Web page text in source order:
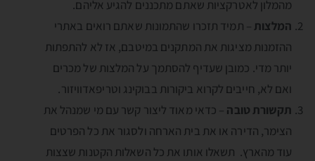
מהמלון לאטרקציות שאתם מתכננים להגיע אליהם.
המלצות – תמיד תזכרו שהתמונות שאתם רואים באתרי
ההזמנות מציגות את המתקנים במיטבם, אז לא להתפתות
יותר מדי. כמובן שעדיף להסתמך על המלצות של מכרים
ואם לא, חייבים לקרוא ביקורות בבוקינג וטריפאדוויזור.
תקשורת טובה – כדאי מאוד ליצור קשר עם מי שמנהל את
הצימר, הדירה או את בית הארחה ולסגור את כל הפרטים
עוד מהארץ. תשאלו אותו את כל השאלות הקטנות שצצות